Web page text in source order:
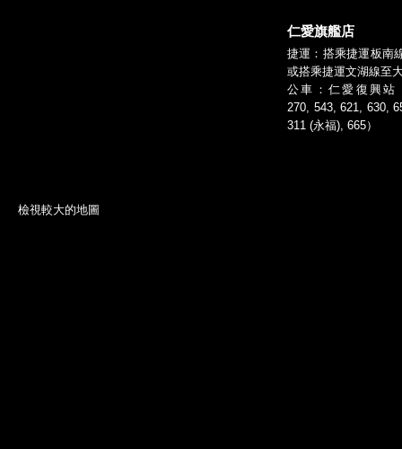
檢視較大的地圖
仁愛旗艦店
捷運：搭乘捷運板南
或搭乘捷運文湖線至
公車：仁愛復興站
270, 543, 621, 630,
311 (永福), 665）